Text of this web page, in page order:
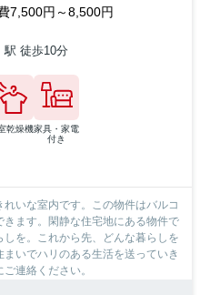
7,500円～8,500円
駅 徒歩10分
乾燥機家具・家電
付き
いな室内です。この物件はバルコ
ます。閑静な住宅地にある物件で
を。これから先、どんな暮らしを
いでハリのある生活を送っていき
連絡ください。